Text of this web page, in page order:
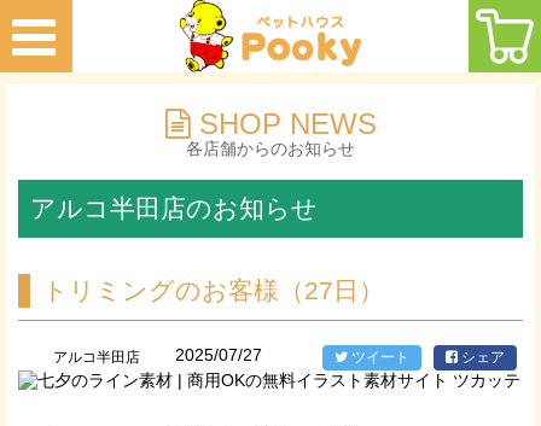
SHOP NEWS
各店舗からのお知らせ
アルコ半田店のお知らせ
トリミングのお客様（27日）
アルコ半田店 2025/07/27 ツイート シェア